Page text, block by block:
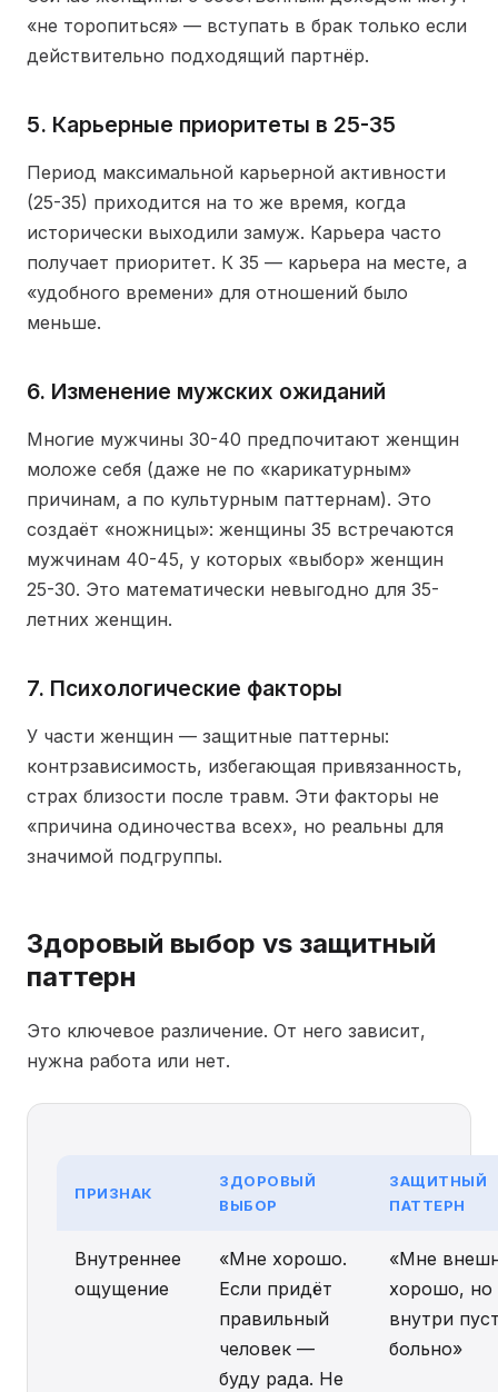
«не торопиться» — вступать в брак только если
действительно подходящий партнёр.
5. Карьерные приоритеты в 25-35
Период максимальной карьерной активности
(25-35) приходится на то же время, когда
исторически выходили замуж. Карьера часто
получает приоритет. К 35 — карьера на месте, а
«удобного времени» для отношений было
меньше.
6. Изменение мужских ожиданий
Многие мужчины 30-40 предпочитают женщин
моложе себя (даже не по «карикатурным»
причинам, а по культурным паттернам). Это
создаёт «ножницы»: женщины 35 встречаются
мужчинам 40-45, у которых «выбор» женщин
25-30. Это математически невыгодно для 35-
летних женщин.
7. Психологические факторы
У части женщин — защитные паттерны:
контрзависимость, избегающая привязанность,
страх близости после травм. Эти факторы не
«причина одиночества всех», но реальны для
значимой подгруппы.
Здоровый выбор vs защитный
паттерн
Это ключевое различение. От него зависит,
нужна работа или нет.
ПРИЗНАК
ЗДОРОВЫЙ
ВЫБОР
ЗАЩИТНЫЙ
ПАТТЕРН
Внутреннее
ощущение
«Мне хорошо.
Если придёт
правильный
человек —
буду рада. Не
«Мне
хорошо, но
внутри
больно»